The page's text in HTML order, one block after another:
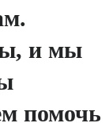
и мы
помочь